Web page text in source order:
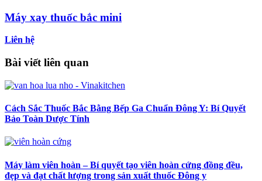
Máy xay thuốc bắc mini
Liên hệ
Bài viết liên quan
Cách Sắc Thuốc Bắc Bằng Bếp Ga Chuẩn Đông Y: Bí Quyết
Bảo Toàn Dược Tính
Máy làm viên hoàn – Bí quyết tạo viên hoàn cứng đồng đều,
đẹp và đạt chất lượng trong sản xuất thuốc Đông y